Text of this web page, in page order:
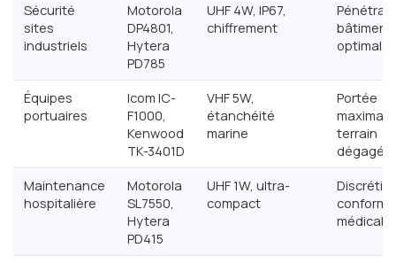
Sécurité
sites
industriels
Motorola
DP4801,
Hytera
PD785
UHF 4W, IP67,
chiffrement
optimale
Équipes
portuaires
Icom IC-
F1000,
Kenwood
TK-3401D
VHF 5W,
étanchéité
marine
Portée
maximale
terrain
dégagé
Maintenance
hospitalière
Motorola
SL7550,
Hytera
PD415
UHF 1W, ultra-
compact
médicale